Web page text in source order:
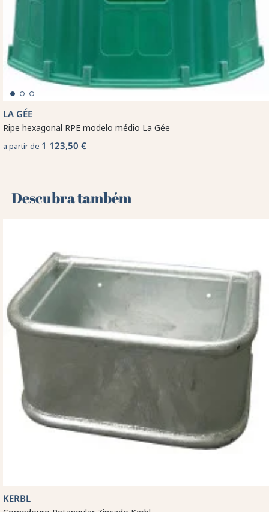
LA GÉE
Ripe hexagonal RPE modelo médio La Gée
a partir de 1 123,50 €
Descubra também 🌻
KERBL